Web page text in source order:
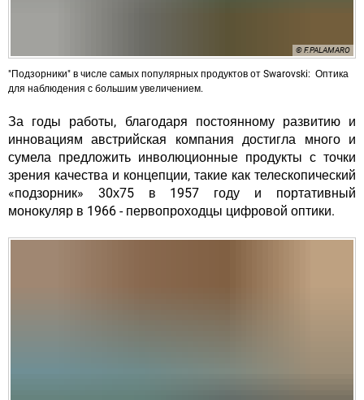
© F.PALAMARO
"Подзорники" в числе самых популярных продуктов от Swarovski: Оптика
для наблюдения с большим увеличением.
За годы работы, благодаря постоянному развитию и
инновациям австрийская компания достигла много и
сумела предложить инволюционные продукты с точки
зрения качества и концепции, такие как телескопический
«подзорник» 30х75 в 1957 году и портативный
монокуляр в 1966 - первопроходцы цифровой оптики.